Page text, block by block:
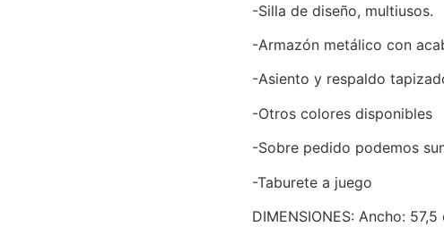
-Silla de diseño, multiusos.
-Armazón metálico con
-Asiento y respaldo
-Otros colores disponibles
-Sobre pedido podemos
-Taburete a juego
DIMENSIONES: Ancho: